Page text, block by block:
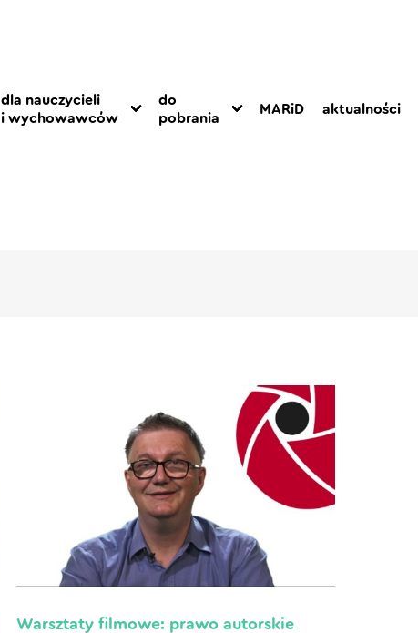
dla nauczycieli
i wychowawców
do
pobrania
MARiD aktualności
Warsztaty filmowe: prawo autorskie